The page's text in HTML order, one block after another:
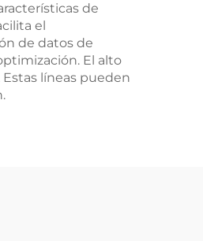
de
el
de datos de
El alto
líneas pueden